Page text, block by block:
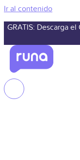
Ir al contenido
GRATIS: Descarga